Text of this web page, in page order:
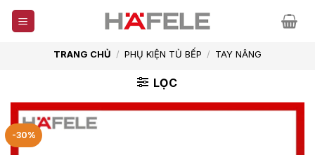
Skip
TRANG CHỦ / PHỤ KIỆN TỦ BẾP / TAY NÂNG
LỌC
-30%